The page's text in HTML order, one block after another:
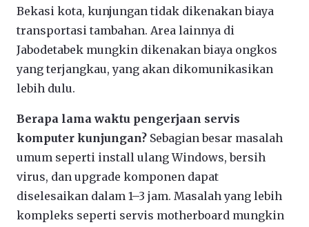
Bekasi kota, kunjungan tidak dikenakan biaya
transportasi tambahan. Area lainnya di
Jabodetabek mungkin dikenakan biaya ongkos
yang terjangkau, yang akan dikomunikasikan
lebih dulu.
Berapa lama waktu pengerjaan servis
komputer kunjungan? Sebagian besar masalah
umum seperti install ulang Windows, bersih
virus, dan upgrade komponen dapat
diselesaikan dalam 1–3 jam. Masalah yang lebih
kompleks seperti servis motherboard mungkin